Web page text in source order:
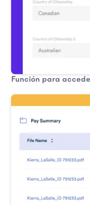
Función para